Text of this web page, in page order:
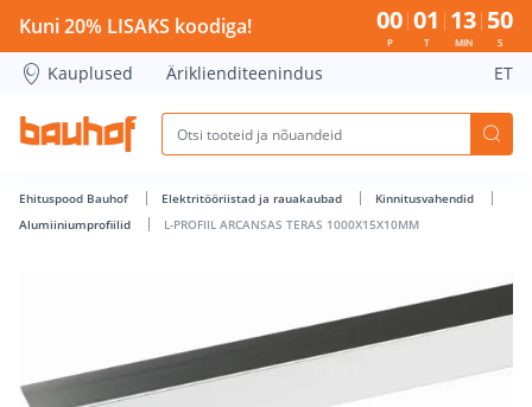
L-PROFIIL ARCANSAS TERAS 1000X15X10MM - Bauhof has
Kuni 20% LISAKS koodiga! 00
P
01
T
13
MIN
50
S
Kauplused Äriklienditeenindus ET
Ehituspood Bauhof Elektritööriistad ja rauakaubad
Kinnitusvahendid
Alumiiniumprofiilid
L-PROFIIL ARCANSAS TERAS 1000X15X10MM